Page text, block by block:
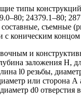
типы
24379.1–80;
съемные
с коническим
и
заложения H,
l0 резьбы,
или сторона
d0 отверстия